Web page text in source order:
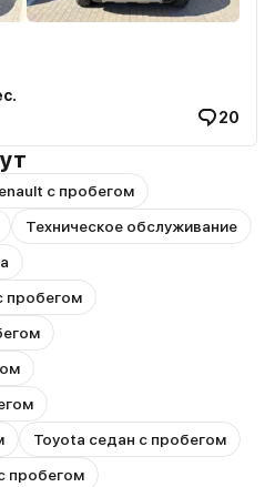
20
с пробегом
Техническое обслуживание
пробегом
Toyota седан с пробегом
пробегом